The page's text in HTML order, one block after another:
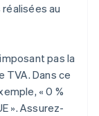
au
pas la
TVA. Dans ce
« 0 %
». Assurez-